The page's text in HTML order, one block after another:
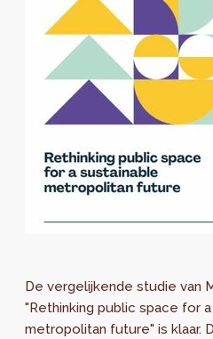
De vergelijkende studie van
"Rethinking public space for
metropolitan future" is klaar.